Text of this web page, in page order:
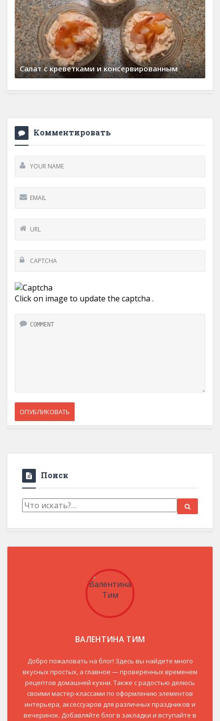
Cалат с креветками и консервированным
Комментировать
Click on image to update the captcha .
Поиск
ВАЛЕНТИНА ТИМ
Добро пожаловать на блог! Здесь вы найдете много
вкусных простых, а главное — проверенных временем
рецептов домашней кухни. Также с радостью делюсь
своими мастер-классами по оформлению элементов
интерьера, аксессуаров для различных праздников и
вечеринок. Добавляйте блог в закладки и вступайте в